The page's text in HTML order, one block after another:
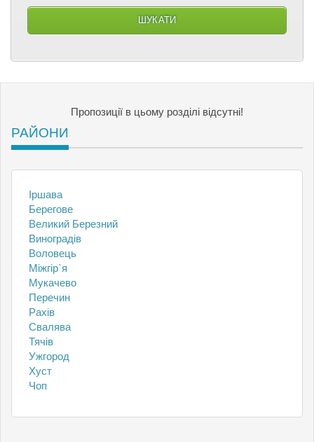
Пропозиції в цьому розділі відсутні!
РАЙОНИ
Іршава
Берегове
Великий Березний
Виноградів
Воловець
Міжгір`я
Мукачево
Перечин
Рахів
Свалява
Тячів
Ужгород
Хуст
Чоп